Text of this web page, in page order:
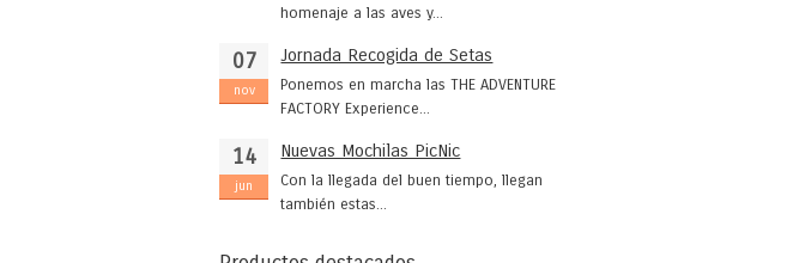
homenaje a las aves y...
07
nov
Jornada Recogida de Setas
Ponemos en marcha las THE ADVENTURE
FACTORY Experience...
14
jun
Nuevas Mochilas PicNic
Con la llegada del buen tiempo, llegan
también estas...